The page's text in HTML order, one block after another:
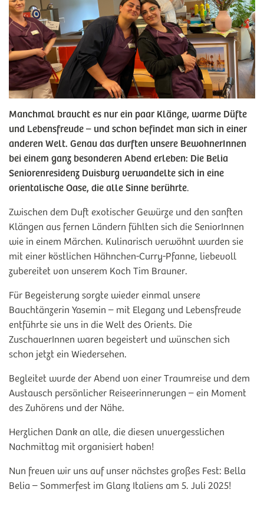
Manchmal braucht es nur ein paar Klänge, warme Düfte
und Lebensfreude – und schon befindet man sich in einer
anderen Welt. Genau das durften unsere BewohnerInnen
bei einem ganz besonderen Abend erleben: Die Belia
Seniorenresidenz Duisburg verwandelte sich in eine
orientalische Oase, die alle Sinne berührte.
Zwischen dem Duft exotischer Gewürze und den sanften
Klängen aus fernen Ländern fühlten sich die SeniorInnen
wie in einem Märchen. Kulinarisch verwöhnt wurden sie
mit einer köstlichen Hähnchen-Curry-Pfanne, liebevoll
zubereitet von unserem Koch Tim Brauner.
Für Begeisterung sorgte wieder einmal unsere
Bauchtänzerin Yasemin – mit Eleganz und Lebensfreude
entführte sie uns in die Welt des Orients. Die
ZuschauerInnen waren begeistert und wünschen sich
schon jetzt ein Wiedersehen.
Begleitet wurde der Abend von einer Traumreise und dem
Austausch persönlicher Reiseerinnerungen – ein Moment
des Zuhörens und der Nähe.
Herzlichen Dank an alle, die diesen unvergesslichen
Nachmittag mit organisiert haben!
Nun freuen wir uns auf unser nächstes großes Fest: Bella
Belia – Sommerfest im Glanz Italiens am 5. Juli 2025!